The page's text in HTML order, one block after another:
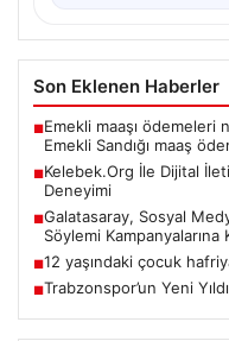
Son Eklenen Haberler
■Emekli maaşı ödemeleri
Emekli Sandığı maaş
■Kelebek.Org İle Dijital
Deneyimi
■Galatasaray, Sosyal
Söylemi Kampanyalarına
■12 yaşındaki çocuk
■Trabzonspor’un Yeni